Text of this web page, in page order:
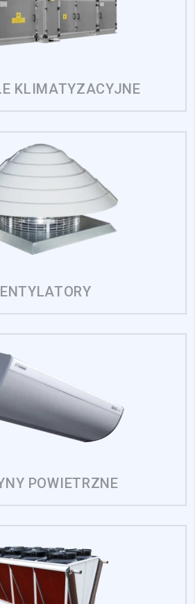
KLIMATYZACYJNE
POWIETRZNE
które zmieniają wygląd lub
np. preferowany język lub region, w
gromadząc i zgłaszając anonimowe
stosowane są w celu śledzenia
internetowych. Celem jest
są istotne i interesujące dla
i tym samym bardziej cenne dla
to pliki, które są w procesie
poszczególnych
Odrzuć
moje preferencje